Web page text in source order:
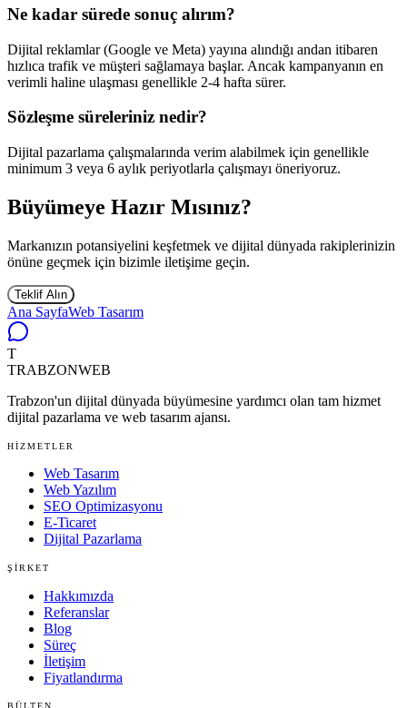
Ne kadar sürede sonuç alırım?
Dijital reklamlar (Google ve Meta) yayına alındığı andan itibaren
hızlıca trafik ve müşteri sağlamaya başlar. Ancak kampanyanın en
verimli haline ulaşması genellikle 2-4 hafta sürer.
Sözleşme süreleriniz nedir?
Dijital pazarlama çalışmalarında verim alabilmek için genellikle
minimum 3 veya 6 aylık periyotlarla çalışmayı öneriyoruz.
Büyümeye Hazır Mısınız?
Markanızın potansiyelini keşfetmek ve dijital dünyada rakiplerinizin
önüne geçmek için bizimle iletişime geçin.
Teklif Alın
Ana SayfaWeb Tasarım
T
TRABZONWEB
Trabzon'un dijital dünyada büyümesine yardımcı olan tam hizmet
dijital pazarlama ve web tasarım ajansı.
HIZMETLER
Web Tasarım
Web Yazılım
SEO Optimizasyonu
E-Ticaret
Dijital Pazarlama
ŞIRKET
Hakkımızda
Referanslar
Blog
Süreç
İletişim
Fiyatlandırma